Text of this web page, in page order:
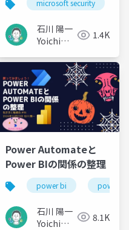
365 microsoft defender
microsoft security
石川 陽一
Yoichi
1.4K
Power Automateと
Power BIの関係の整理
power bi power
石川 陽一
Yoichi
8.1K